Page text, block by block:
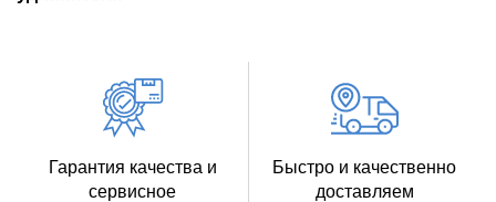
Гарантия качества и
сервисное
Быстро и качественно
доставляем